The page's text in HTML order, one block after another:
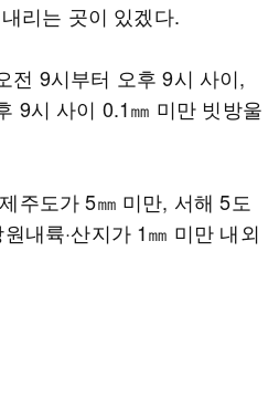
리는 곳이 있겠다.
전 9시부터 오후 9시 사이,
9시 사이 0.1㎜ 미만 빗방울
주도가 5㎜ 미만, 서해 5도
내륙·산지가 1㎜ 미만 내외